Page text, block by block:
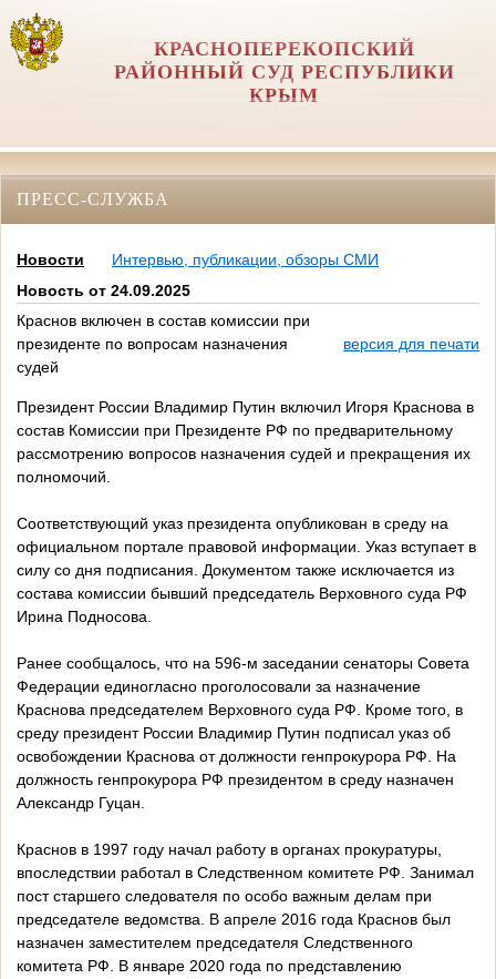
КРАСНОПЕРЕКОПСКИЙ
РАЙОННЫЙ СУД РЕСПУБЛИКИ
КРЫМ
ПРЕСС-СЛУЖБА
Новости
Интервью, публикации, обзоры СМИ
Новость от 24.09.2025
Краснов включен в состав комиссии при
президенте по вопросам назначения
судей
версия для печати
Президент России Владимир Путин включил Игоря Краснова в
состав Комиссии при Президенте РФ по предварительному
рассмотрению вопросов назначения судей и прекращения их
полномочий.
Соответствующий указ президента опубликован в среду на
официальном портале правовой информации. Указ вступает в
силу со дня подписания. Документом также исключается из
состава комиссии бывший председатель Верховного суда РФ
Ирина Подносова.
Ранее сообщалось, что на 596-м заседании сенаторы Совета
Федерации единогласно проголосовали за назначение
Краснова председателем Верховного суда РФ. Кроме того, в
среду президент России Владимир Путин подписал указ об
освобождении Краснова от должности генпрокурора РФ. На
должность генпрокурора РФ президентом в среду назначен
Александр Гуцан.
Краснов в 1997 году начал работу в органах прокуратуры,
впоследствии работал в Следственном комитете РФ. Занимал
пост старшего следователя по особо важным делам при
председателе ведомства. В апреле 2016 года Краснов был
назначен заместителем председателя Следственного
комитета РФ. В январе 2020 года по представлению